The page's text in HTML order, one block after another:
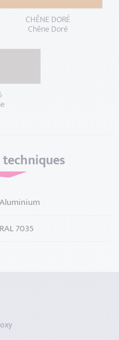
CHÊNE DORÉ
Chêne Doré
Aluminium
RAL 7035